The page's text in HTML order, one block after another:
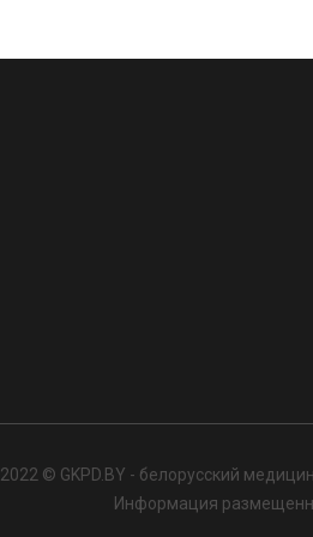
2022 © GKPD.BY - белорусский
Информация